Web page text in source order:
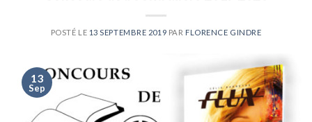
POSTÉ LE 13 SEPTEMBRE 2019 PAR FLORENCE GINDRE
13
Sep